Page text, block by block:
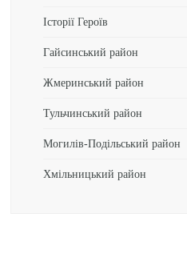
Історії Героїв
Гайсинський район
Жмеринський район
Тульчинський район
Могилів-Подільський район
Хмільницький район